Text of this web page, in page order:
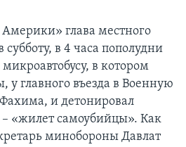
глава местного
в 4 часа пополудни
в котором
у главного въезда в Военную
и детонировал
– «жилет самоубийцы». Как
минобороны Давлат